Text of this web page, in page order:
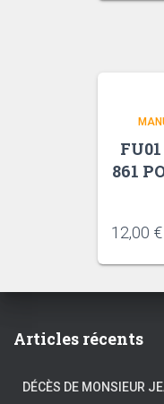
861
12,00 €
Articles récents
DÉCÈS DE MONSIEUR